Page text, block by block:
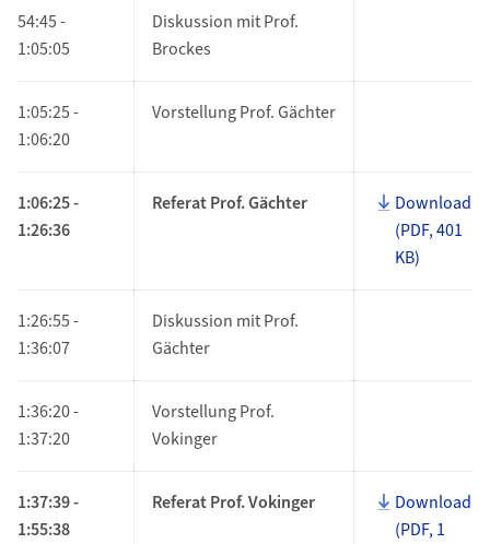
54:45 -
1:05:05
Diskussion mit Prof.
Brockes
1:05:25 -
1:06:20
Vorstellung Prof. Gächter
1:06:25 -
1:26:36
Referat Prof. Gächter
Download
(PDF, 401
KB)
1:26:55 -
1:36:07
Diskussion mit Prof.
Gächter
1:36:20 -
1:37:20
Vorstellung Prof.
Vokinger
1:37:39 -
1:55:38
Referat Prof. Vokinger
Download
(PDF, 1